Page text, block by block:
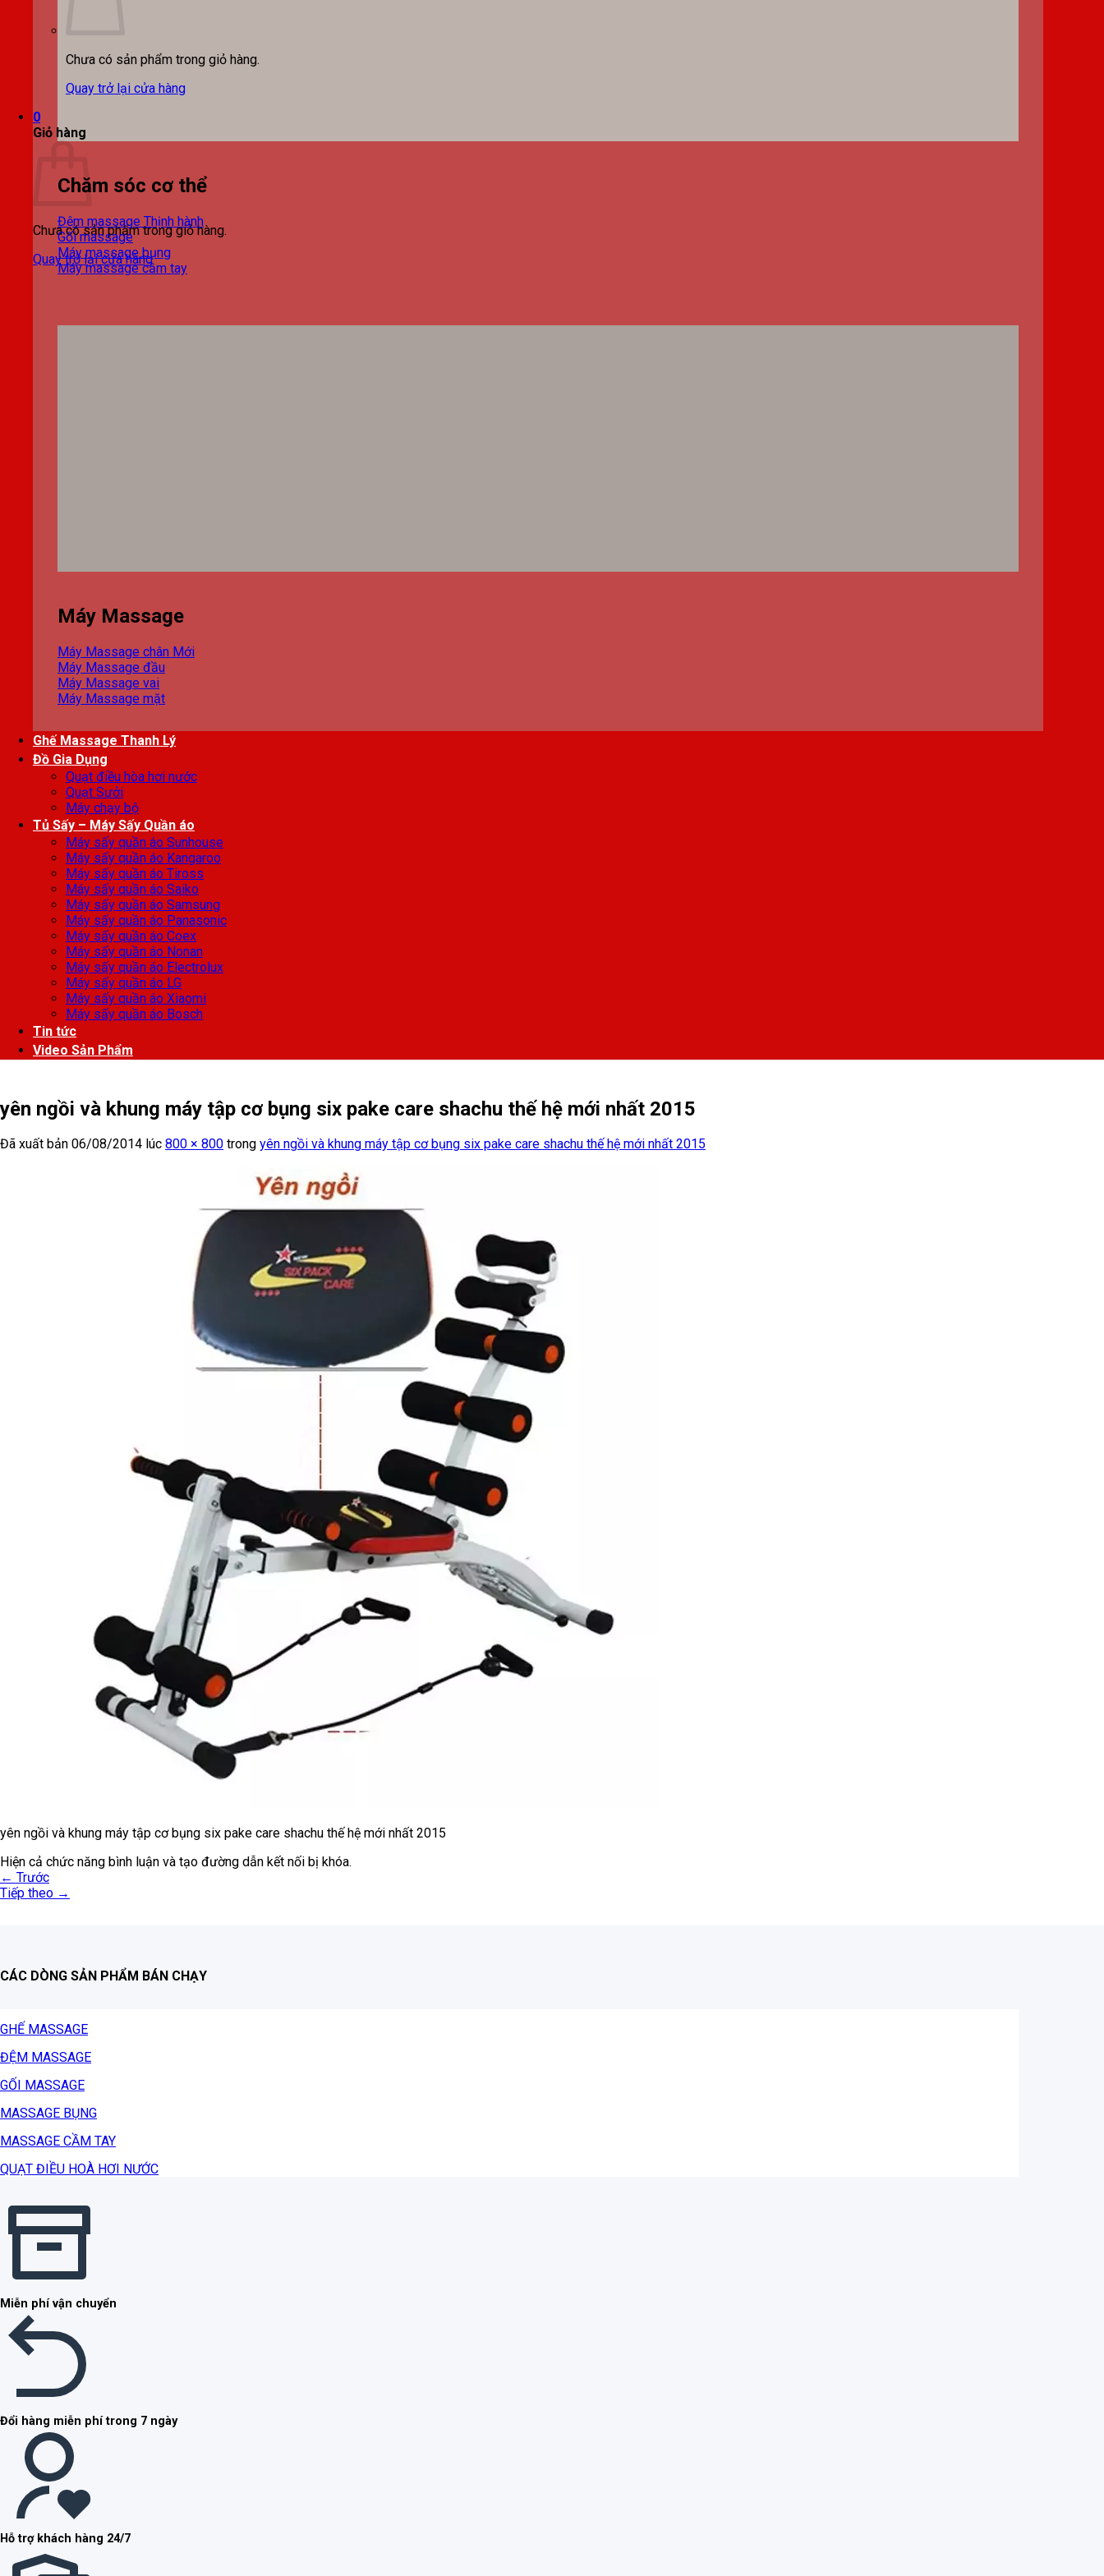
Chưa có sản phẩm trong giỏ hàng.
Quay trở lại cửa hàng
0
Giỏ hàng
Chưa có sản phẩm trong giỏ hàng.
Quay trở lại cửa hàng
Chăm sóc cơ thể
Đệm massage
Gối massage
Máy massage bụng
Máy massage cầm tay
Máy Massage
Máy Massage chân
Máy Massage đầu
Máy Massage vai
Máy Massage mặt
Ghế Massage Thanh Lý
Đồ Gia Dụng
Quạt điều hòa hơi nước
Quạt Sưởi
Máy chạy bộ
Tủ Sấy – Máy Sấy Quần áo
Máy sấy quần áo Sunhouse
Máy sấy quần áo Kangaroo
Máy sấy quần áo Tiross
Máy sấy quần áo Saiko
Máy sấy quần áo Samsung
Máy sấy quần áo Panasonic
Máy sấy quần áo Coex
Máy sấy quần áo Nonan
Máy sấy quần áo Electrolux
Máy sấy quần áo LG
Máy sấy quần áo Xiaomi
Máy sấy quần áo Bosch
Tin tức
Video Sản Phẩm
yên ngồi và khung máy tập cơ bụng six pake care shachu thế hệ mới nhất 2015
Đã xuất bản 06/08/2014 lúc 800 × 800 trong yên ngồi và khung máy tập cơ bụng six pake care shachu thế hệ mới nhất 2015
yên ngồi và khung máy tập cơ bụng six pake care shachu thế hệ mới nhất 2015
Hiện cả chức năng bình luận và tạo đường dẫn kết nối bị khóa.
← Trước
Tiếp theo →
CÁC DÒNG SẢN PHẨM BÁN CHẠY
GHẾ MASSAGE
ĐỆM MASSAGE
GỐI MASSAGE
MASSAGE BỤNG
MASSAGE CẦM TAY
QUẠT ĐIỀU HOÀ HƠI NƯỚC
Miễn phí vận chuyển
Đổi hàng miễn phí trong 7 ngày
Hỗ trợ khách hàng 24/7